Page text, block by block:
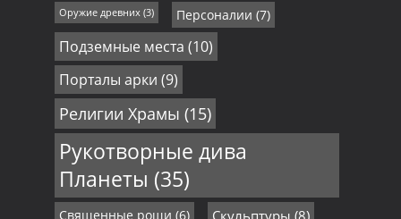
Оружие древних (3) Персоналии (7)
Подземные места (10)
Порталы арки (9)
Религии Храмы (15)
Рукотворные дива
Планеты (35)
Священные рощи (6) Скульптуры (8)